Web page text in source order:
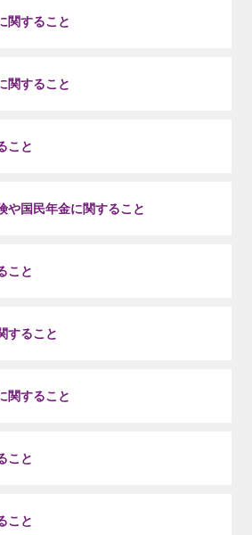
関すること
関すること
こと
や国民年金に関すること
こと
すること
関すること
こと
こと